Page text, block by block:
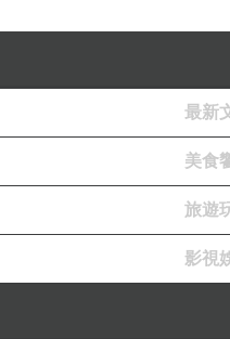
、倒轉感受最強猛的"離
最新
美食
旅遊
影視